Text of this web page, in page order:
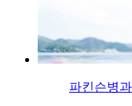
파킨슨병